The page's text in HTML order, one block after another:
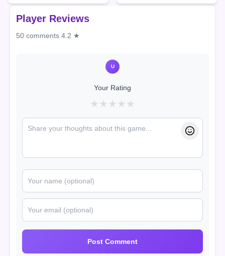
Player Reviews
50 comments 4.2 ★
U
Your Rating
★ ★ ★ ★ ★
Post Comment